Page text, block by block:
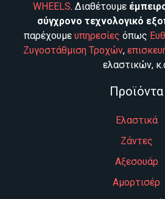
WHEELS. Διαθέτουμε
σύγχρονο τεχνολογικό
παρέχουμε υπηρεσίες όπως
Ζυγοστάθμιση Τροχών,
ελαστικών,
Προϊόντα
Ελαστικά
Ζάντες
Αξεσουάρ
Αμορτισέρ